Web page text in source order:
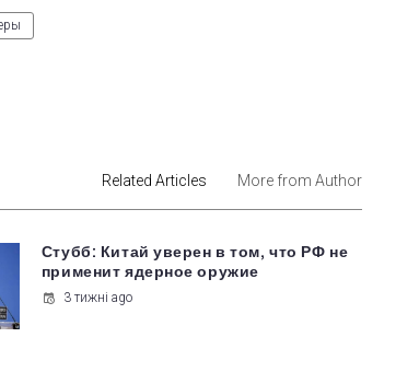
Related Articles More from Author
Стубб: Китай уверен в том, что РФ не
применит ядерное оружие
3 тижні ago